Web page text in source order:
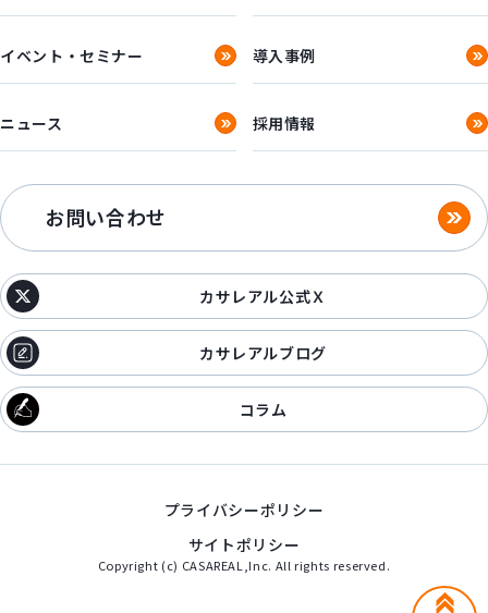
イベント・セミナー 導入事例
ニュース 採用情報
お問い合わせ
カサレアル公式Ｘ
カサレアルブログ
コラム
プライバシーポリシー
サイトポリシー
Copyright (c) CASAREAL,Inc. All rights reserved.